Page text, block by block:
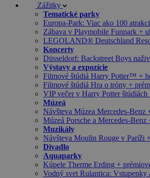
Zážitky
Tematické parky
Europa-Park: Viac ako 100
Zábava v Playmobile Funpark +
LEGOLAND® Deutschland
Koncerty
Düsseldorf: Backstreet Boys
Výstavy a expozície
Filmové štúdiá Harry Potter™ +
Filmové štúdiá Hra o tróny +
VIP večer v Harry Potter štúdiách
Múzeá
Návšteva Múzea Mercedes-Benz
Múzeá Porsche a Mercedes-Benz
Muzikály
Návšteva Moulin Rouge v Paríži
Divadlo
Aquaparky
Kúpele Therme Erding +
Vodný svet Rulantica: Vstupenky